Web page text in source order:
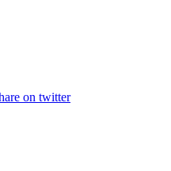
on twitter